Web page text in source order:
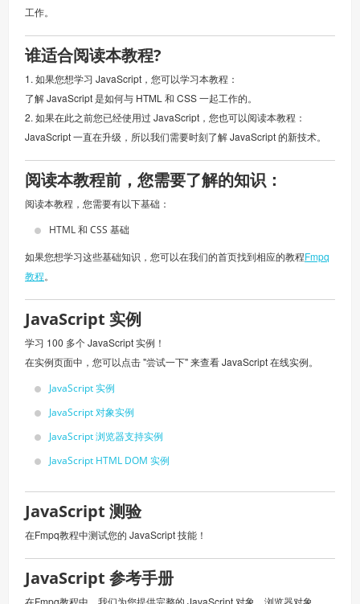
工作。
谁适合阅读本教程?
1. 如果您想学习 JavaScript，您可以学习本教程：
了解 JavaScript 是如何与 HTML 和 CSS 一起工作的。
2. 如果在此之前您已经使用过 JavaScript，您也可以阅读本教程：
JavaScript 一直在升级，所以我们需要时刻了解 JavaScript 的新技术。
阅读本教程前，您需要了解的知识：
阅读本教程，您需要有以下基础：
HTML 和 CSS 基础
如果您想学习这些基础知识，您可以在我们的首页找到相应的教程Fmpq
教程。
JavaScript 实例
学习 100 多个 JavaScript 实例！
在实例页面中，您可以点击 "尝试一下" 来查看 JavaScript 在线实例。
JavaScript 实例
JavaScript 对象实例
JavaScript 浏览器支持实例
JavaScript HTML DOM 实例
JavaScript 测验
在Fmpq教程中测试您的 JavaScript 技能！
JavaScript 参考手册
在Fmpq教程中，我们为您提供完整的 JavaScript 对象、浏览器对象、